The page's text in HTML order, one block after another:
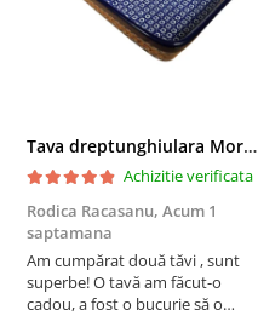
Tava dreptunghiulara Morning Sunrise, ceramica smaltuita, pictata manual, 27,0 X 32, 5 cm
Achizitie verificata
Rodica Racasanu, Acum 1
saptamana
Am cumpărat două tăvi , sunt
superbe! O tavă am făcut-o
cadou, a fost o bucurie să o